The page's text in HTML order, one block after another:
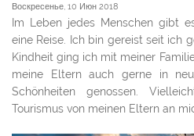
Воскресенье, 10 Июн 2018
Im Leben jedes Menschen gibt
eine Reise. Ich bin gereist seit ich
Kindheit ging ich mit meiner
meine Eltern auch gerne in
Schönheiten genossen.
Tourismus von meinen Eltern an